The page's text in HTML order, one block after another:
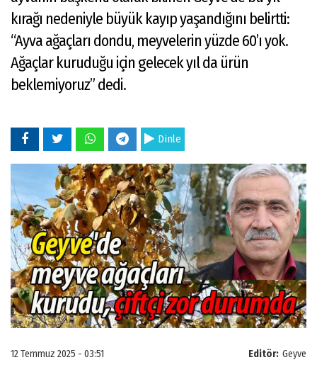
kırağı nedeniyle büyük kayıp yaşandığını belirtti:
“Ayva ağaçları dondu, meyvelerin yüzde 60’ı yok.
Ağaçlar kuruduğu için gelecek yıl da ürün
beklemiyoruz” dedi.
Dinle
Editör: Geyve
12 Temmuz 2025 - 03:51